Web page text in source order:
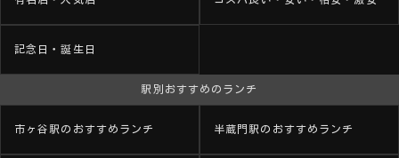
記念日・誕生日
駅別おすすめのランチ
市ヶ谷駅のおすすめランチ 半蔵門駅のおすすめランチ